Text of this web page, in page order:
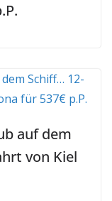
auf dem
von Kiel